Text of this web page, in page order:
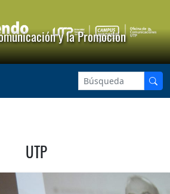
y la Promoción
UTP